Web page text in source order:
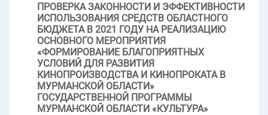
ПРОВЕРКА ЗАКОННОСТИ И ЭФФЕКТИВНОСТИ
ИСПОЛЬЗОВАНИЯ СРЕДСТВ ОБЛАСТНОГО
БЮДЖЕТА В 2021 ГОДУ НА РЕАЛИЗАЦИЮ
ОСНОВНОГО МЕРОПРИЯТИЯ
«ФОРМИРОВАНИЕ БЛАГОПРИЯТНЫХ
УСЛОВИЙ ДЛЯ РАЗВИТИЯ
КИНОПРОИЗВОДСТВА И КИНОПРОКАТА В
МУРМАНСКОЙ ОБЛАСТИ»
ГОСУДАРСТВЕННОЙ ПРОГРАММЫ
МУРМАНСКОЙ ОБЛАСТИ «КУЛЬТУРА»